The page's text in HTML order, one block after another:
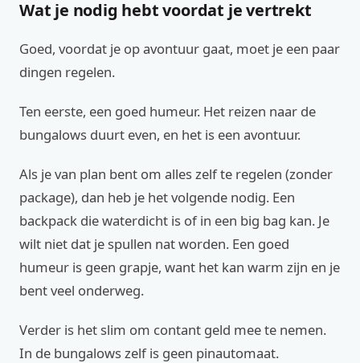
Wat je nodig hebt voordat je vertrekt
Goed, voordat je op avontuur gaat, moet je een paar
dingen regelen.
Ten eerste, een goed humeur. Het reizen naar de
bungalows duurt even, en het is een avontuur.
Als je van plan bent om alles zelf te regelen (zonder
package), dan heb je het volgende nodig. Een
backpack die waterdicht is of in een big bag kan. Je
wilt niet dat je spullen nat worden. Een goed
humeur is geen grapje, want het kan warm zijn en je
bent veel onderweg.
Verder is het slim om contant geld mee te nemen.
In de bungalows zelf is geen pinautomaat.